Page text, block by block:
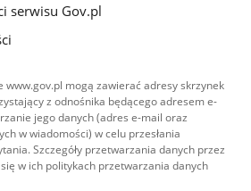
serwisu Gov.pl
www.gov.pl mogą zawierać adresy skrzynek
z odnośnika będącego adresem e-
jego danych (adres e-mail oraz
w wiadomości) w celu przesłania
Szczegóły przetwarzania danych przez
w ich politykach przetwarzania danych